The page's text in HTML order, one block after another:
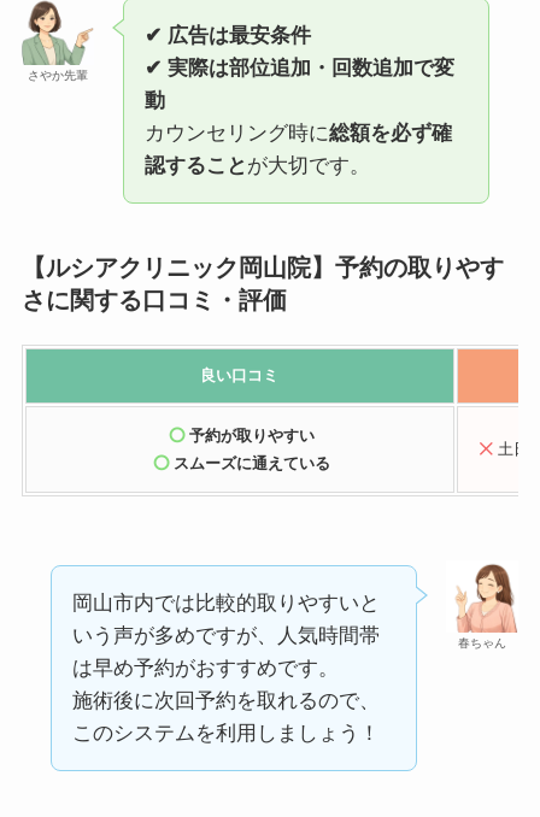
さやか先輩
✔ 広告は最安条件
✔ 実際は部位追加・回数追加で変
動
カウンセリング時に総額を必ず確
認すること が大切です。
【ルシアクリニック岡山院】予約の取りやす
さに関する口コミ・評価
良い口コミ
予約が取りやすい
スムーズに通えている
土日
春ちゃん
岡山市内では比較的取りやすいと
いう声が多めですが、人気時間帯
は早め予約がおすすめです。
施術後に次回予約を取れるので、
このシステムを利用しましょう！